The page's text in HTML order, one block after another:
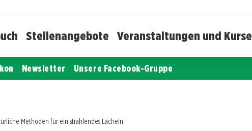
Stellenangebote Veranstaltungen und Kurse
Newsletter Unsere Facebook-Gruppe
Methoden für ein strahlendes Lächeln